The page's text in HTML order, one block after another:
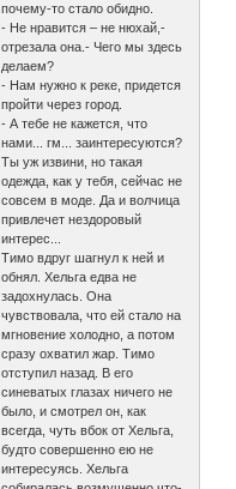
почему-то стало обидно.
- Не нравится – не нюхай,-
отрезала она.- Чего мы здесь
делаем?
- Нам нужно к реке, придется
пройти через город.
- А тебе не кажется, что
нами... гм... заинтересуются?
Ты уж извини, но такая
одежда, как у тебя, сейчас не
совсем в моде. Да и волчица
привлечет нездоровый
интерес...
Тимо вдруг шагнул к ней и
обнял. Хельга едва не
задохнулась. Она
чувствовала, что ей стало на
мгновение холодно, а потом
сразу охватил жар. Тимо
отступил назад. В его
синеватых глазах ничего не
было, и смотрел он, как
всегда, чуть вбок от Хельга,
будто совершенно ею не
интересуясь. Хельга